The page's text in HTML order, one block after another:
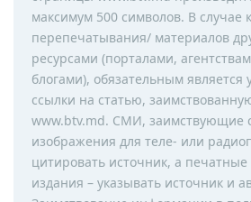
максимум 500 символов. В случае
перепечатывания/ материалов
ресурсами (порталами,
блогами), обязательным является
ссылки на статью,
www.btv.md. СМИ, заимствующие
изображения для теле- или
цитировать источник, а
издания – указывать источник и